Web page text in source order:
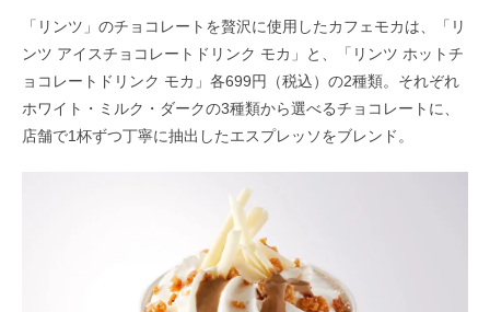
「リンツ」のチョコレートを贅沢に使用したカフェモカは、「リ
ンツ アイスチョコレートドリンク モカ」と、「リンツ ホットチ
ョコレートドリンク モカ」各699円（税込）の2種類。それぞれ
ホワイト・ミルク・ダークの3種類から選べるチョコレートに、
店舗で1杯ずつ丁寧に抽出したエスプレッソをブレンド。